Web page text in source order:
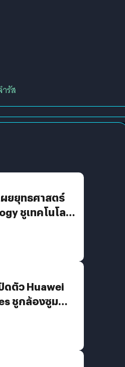
รัส
ผยยุทธศาสตร์
ชูเทคโนโลยี
ดตัว Huawei
ชูกล้องซูม